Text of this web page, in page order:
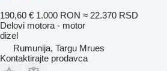
190,60 € 1.000 RON ≈ 22.370 RSD
Delovi motora - motor
dizel
Rumunija, Targu Mrues
Kontaktirajte prodavca